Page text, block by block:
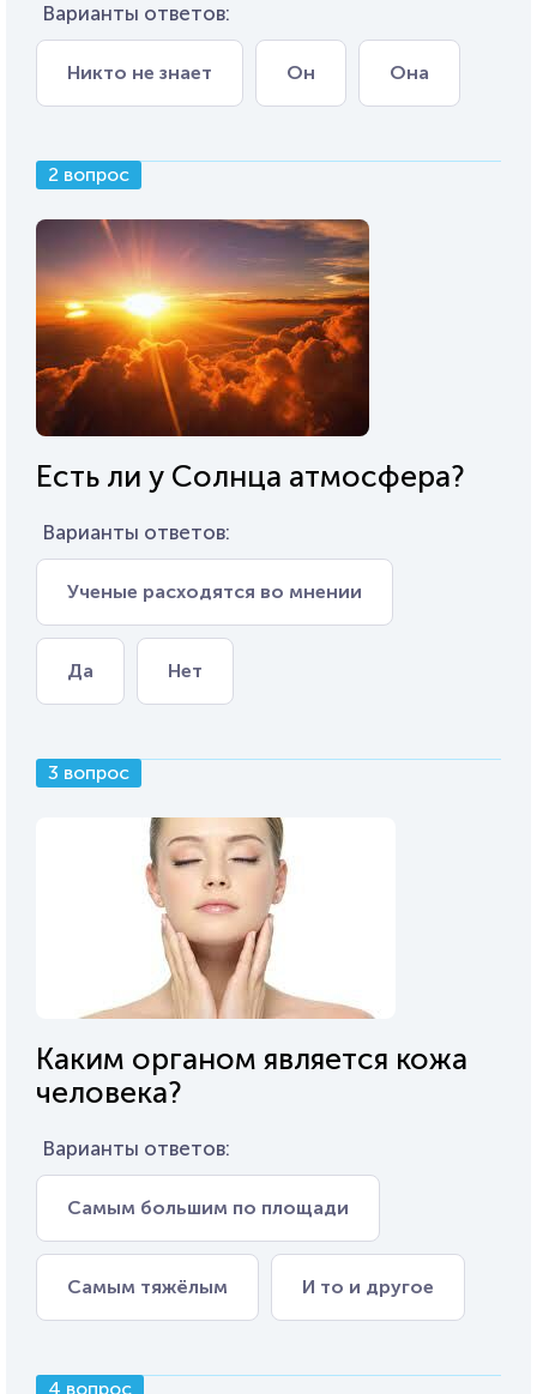
Варианты ответов:
Никто не знает Он Она
2 вопрос
Есть ли у Солнца атмосфера?
Варианты ответов:
Ученые расходятся во мнении
Да Нет
3 вопрос
Каким органом является кожа
человека?
Варианты ответов:
Самым большим по площади
Самым тяжёлым И то и другое
4 вопрос